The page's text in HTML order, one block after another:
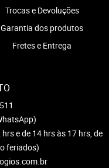
Trocas e Devoluções
Garantia dos produtos
Fretes e Entrega
e de 14 hrs às 17 hrs, de
feriados)